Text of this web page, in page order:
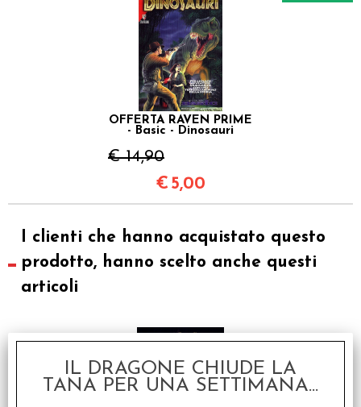
OFFERTA RAVEN PRIME
- Basic - Dinosauri
€ 14,90
€ 5,00
I clienti che hanno acquistato questo
prodotto, hanno scelto anche questi
articoli
IL DRAGONE CHIUDE LA
TANA PER UNA SETTIMANA...